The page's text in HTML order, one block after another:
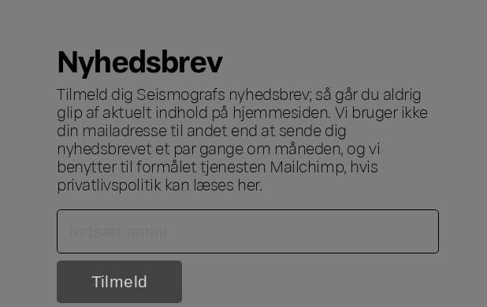
Nyhedsbrev
Tilmeld dig Seismografs nyhedsbrev; så går du aldrig
glip af aktuelt indhold på hjemmesiden. Vi bruger ikke
din mailadresse til andet end at sende dig
nyhedsbrevet et par gange om måneden, og vi
benytter til formålet tjenesten Mailchimp, hvis
privatlivspolitik kan læses her.